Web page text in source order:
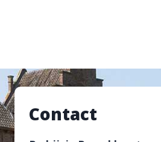
Contact